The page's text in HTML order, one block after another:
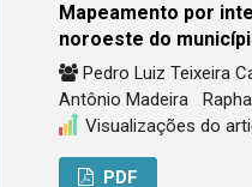
Mapeamento por
noroeste do
Pedro Luiz Teixeira
Antônio Madeira
Visualizações do
PDF